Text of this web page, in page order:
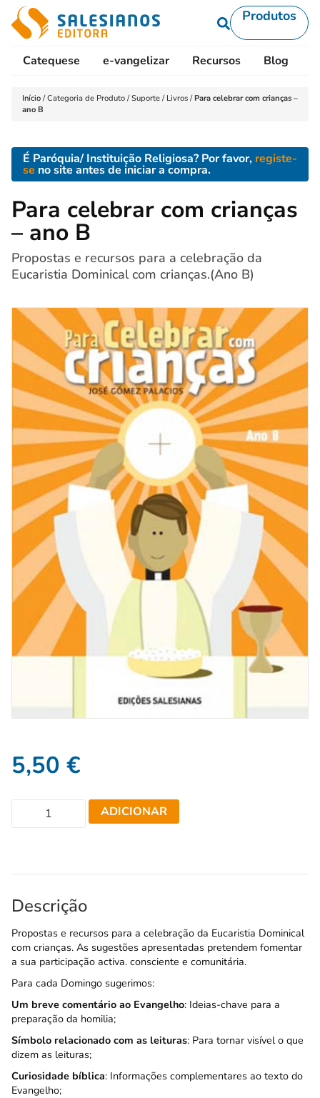
Produtos
Catequese e-vangelizar Recursos Blog
Início /Categoria de Produto /Suporte / Livros /Para celebrar com crianças –
ano B
É Paróquia/ Instituição Religiosa? Por favor, registe-
se no site antes de iniciar a compra.
Para celebrar com crianças
– ano B
Propostas e recursos para a celebração da
Eucaristia Dominical com crianças.(Ano B)
5,50 €
ADICIONAR
Descrição
Propostas e recursos para a celebração da Eucaristia Dominical
com crianças. As sugestões apresentadas pretendem fomentar
a sua participação activa. consciente e comunitária.
Para cada Domingo sugerimos:
Um breve comentário ao Evangelho: Ideias-chave para a
preparação da homilia;
Símbolo relacionado com as leituras: Para tornar visível o que
dizem as leituras;
Curiosidade bíblica: Informações complementares ao texto do
Evangelho;